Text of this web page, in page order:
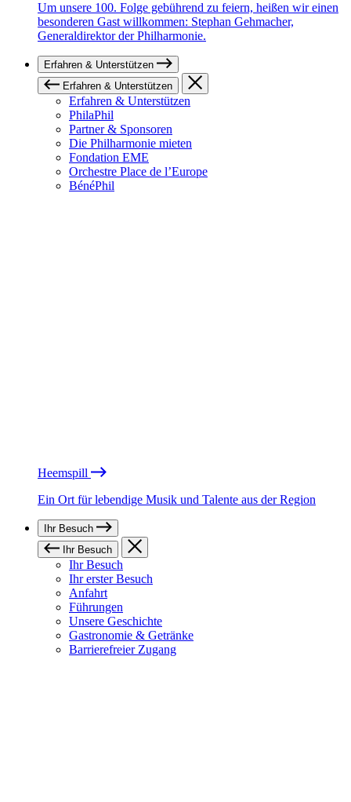
Um unsere 100. Folge gebührend zu feiern, heißen wir einen
besonderen Gast willkommen: Stephan Gehmacher,
Generaldirektor der Philharmonie.
Erfahren & Unterstützen
Erfahren & Unterstützen
Erfahren & Unterstützen
PhilaPhil
Partner & Sponsoren
Die Philharmonie mieten
Fondation EME
Orchestre Place de l’Europe
BénéPhil
Heemspill
Ein Ort für lebendige Musik und Talente aus der Region
Ihr Besuch
Ihr Besuch
Ihr Besuch
Ihr erster Besuch
Anfahrt
Führungen
Unsere Geschichte
Gastronomie & Getränke
Barrierefreier Zugang